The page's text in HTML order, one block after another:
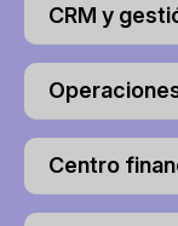
CRM y
Centro